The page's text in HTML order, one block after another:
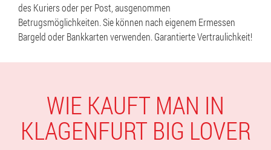
des Kuriers oder per Post, ausgenommen
Betrugsmöglichkeiten. Sie können nach eigenem Ermessen
Bargeld oder Bankkarten verwenden. Garantierte Vertraulichkeit!
WIE KAUFT MAN IN
KLAGENFURT BIG LOVER